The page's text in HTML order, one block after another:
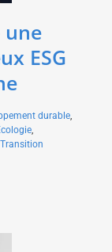
une
ESG
durable,
,
Transition